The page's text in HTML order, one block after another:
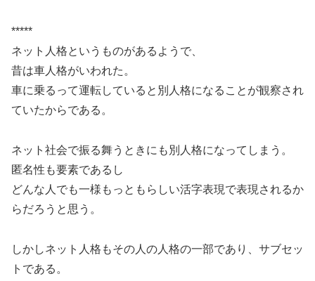
*****
ネット人格というものがあるようで、
昔は車人格がいわれた。
車に乗るって運転していると別人格になることが観察され
ていたからである。
ネット社会で振る舞うときにも別人格になってしまう。
匿名性も要素であるし
どんな人でも一様もっともらしい活字表現で表現されるか
らだろうと思う。
しかしネット人格もその人の人格の一部であり、サブセッ
トである。